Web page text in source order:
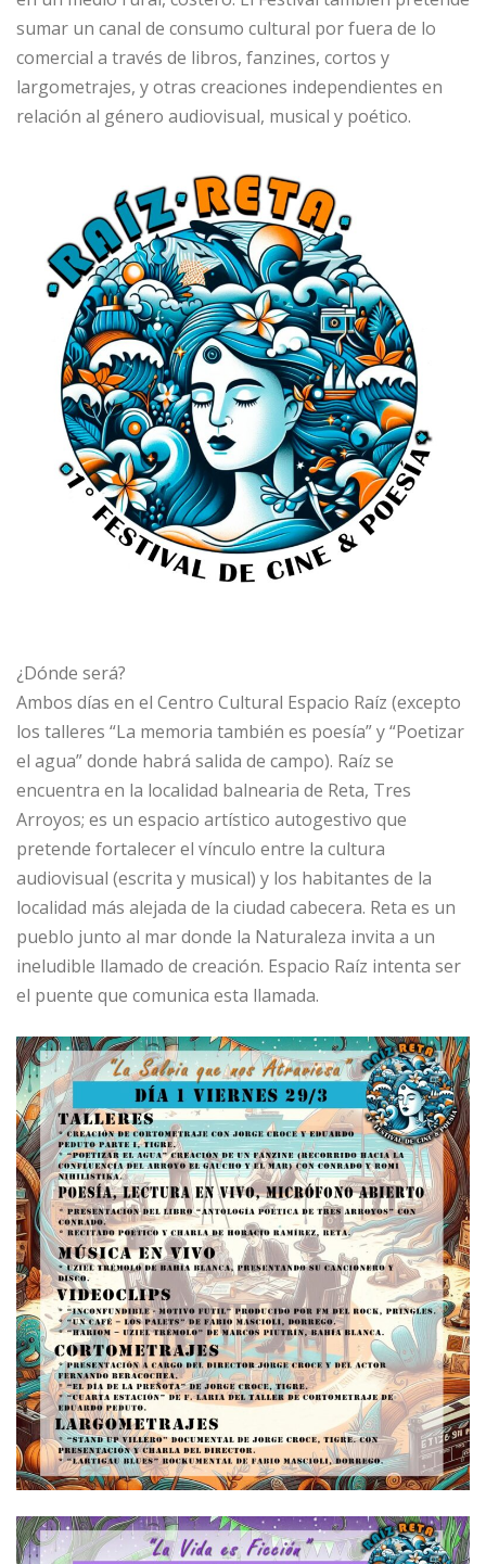
sumar un canal de consumo cultural por fuera de lo
comercial a través de libros, fanzines, cortos y
largometrajes, y otras creaciones independientes en
relación al género audiovisual, musical y poético.
¿Dónde será?
Ambos días en el Centro Cultural Espacio Raíz (excepto
los talleres “La memoria también es poesía” y “Poetizar
el agua” donde habrá salida de campo). Raíz se
encuentra en la localidad balnearia de Reta, Tres
Arroyos; es un espacio artístico autogestivo que
pretende fortalecer el vínculo entre la cultura
audiovisual (escrita y musical) y los habitantes de la
localidad más alejada de la ciudad cabecera. Reta es un
pueblo junto al mar donde la Naturaleza invita a un
ineludible llamado de creación. Espacio Raíz intenta ser
el puente que comunica esta llamada.